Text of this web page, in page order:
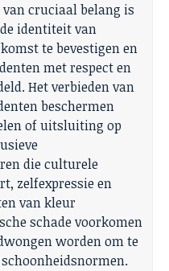
cruciaal belang is
identiteit van
te bevestigen en
met respect en
Het verbieden van
beschermen
of uitsluiting op
die culturele
zelfexpressie en
van kleur
schade voorkomen
worden om te